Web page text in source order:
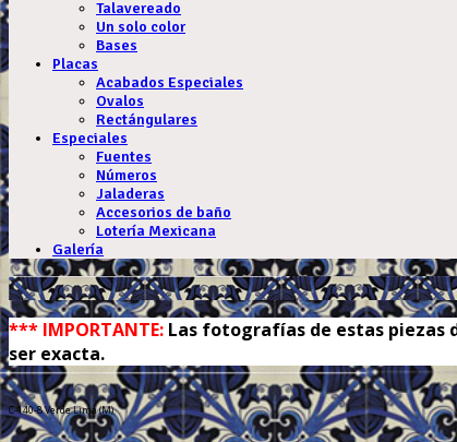
Talavereado
Un solo color
Bases
Placas
Acabados Especiales
Ovalos
Rectángulares
Especiales
Fuentes
Números
Jaladeras
Accesorios de baño
Lotería Mexicana
Galería
.
*** IMPORTANTE: Las fotografías de estas piezas
ser exacta.
C-140-8 Verde Lima (M)